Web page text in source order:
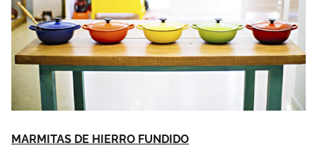
MARMITAS DE HIERRO FUNDIDO